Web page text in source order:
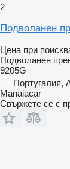
2
Подволанен
Цена при
Подволанен
9205G
Португалия,
Manaiacar
Свържете се с